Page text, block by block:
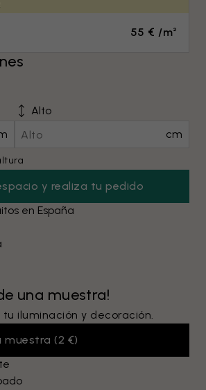
55 € /m²
Alto
cm
y realiza tu pedido
en España
una muestra!
iluminación y decoración.
muestra (2 €)